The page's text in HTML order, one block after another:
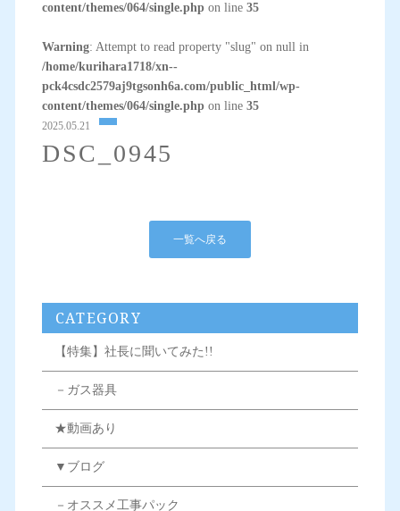
content/themes/064/single.phpon line 35
Warning: Attempt to read property "slug" on null in
/home/kurihara1718/xn--
pck4csdc2579aj9tgsonh6a.com/public_html/wp-
content/themes/064/single.phpon line 35
2025.05.21
DSC_0945
一覧へ戻る
CATEGORY
【特集】社長に聞いてみた!!
－ガス器具
★動画あり
▼ブログ
－オススメ工事パック